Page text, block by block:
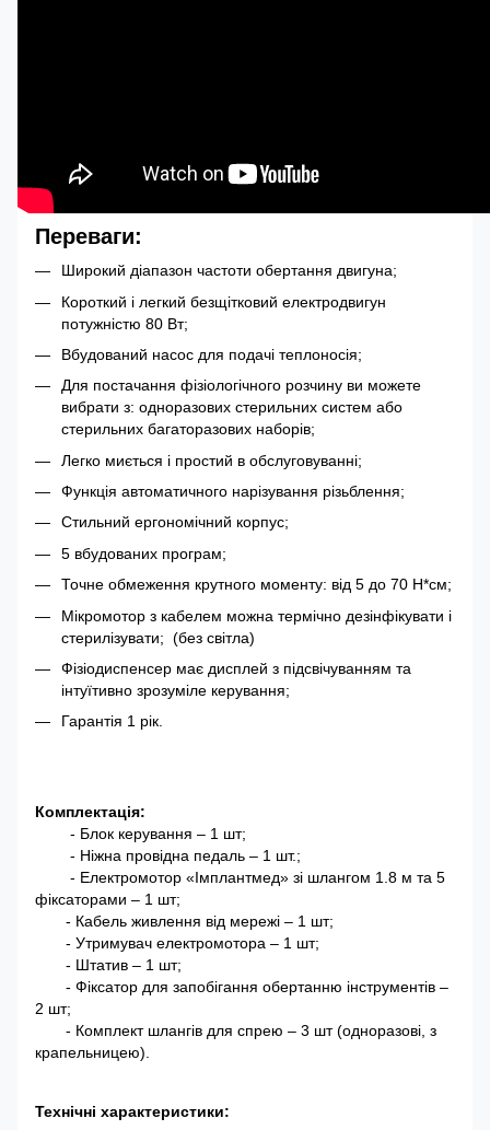
Переваги:
Широкий діапазон частоти обертання двигуна;
Короткий і легкий безщітковий електродвигун
потужністю 80 Вт;
Вбудований насос для подачі теплоносія;
Для постачання фізіологічного розчину ви можете
вибрати з: одноразових стерильних систем або
стерильних багаторазових наборів;
Легко миється і простий в обслуговуванні;
Функція автоматичного нарізування різьблення;
Стильний ергономічний корпус;
5 вбудованих програм;
Точне обмеження крутного моменту: від 5 до 70 Н*см;
Мікромотор з кабелем можна термічно дезінфікувати і
стерилізувати; (без світла)
Фізіодиспенсер має дисплей з підсвічуванням та
інтуїтивно зрозуміле керування;
Гарантія 1 рік.
Комплектація:
- Блок керування – 1 шт;
- Ніжна провідна педаль – 1 шт.;
- Електромотор «Імплантмед» зі шлангом 1.8 м та 5
фіксаторами – 1 шт;
- Кабель живлення від мережі – 1 шт;
- Утримувач електромотора – 1 шт;
- Штатив – 1 шт;
- Фіксатор для запобігання обертанню інструментів –
2 шт;
- Комплект шлангів для спрею – 3 шт (одноразові, з
крапельницею).
Технічні характеристики: